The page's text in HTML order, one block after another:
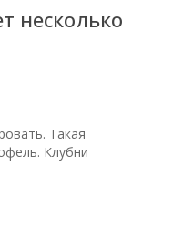
несколько
Такая
Клубни